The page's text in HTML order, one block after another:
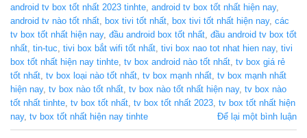
android tv box tốt nhất 2023 tinhte, android tv box tốt nhất hiện nay,
android tv nào tốt nhất, box tivi tốt nhất, box tivi tốt nhất hiện nay, các
tv box tốt nhất hiện nay, đầu android box tốt nhất, đầu android tv box tốt
nhất, tin-tuc, tivi box bắt wifi tốt nhất, tivi box nao tot nhat hien nay, tivi
box tốt nhất hiện nay tinhte, tv box android nào tốt nhất, tv box giá rẻ
tốt nhất, tv box loại nào tốt nhất, tv box mạnh nhất, tv box mạnh nhất
hiện nay, tv box nào tốt nhất, tv box nào tốt nhất hiện nay, tv box nào
tốt nhất tinhte, tv box tốt nhất, tv box tốt nhất 2023, tv box tốt nhất hiện
nay, tv box tốt nhất hiện nay tinhte Để lại một bình luận